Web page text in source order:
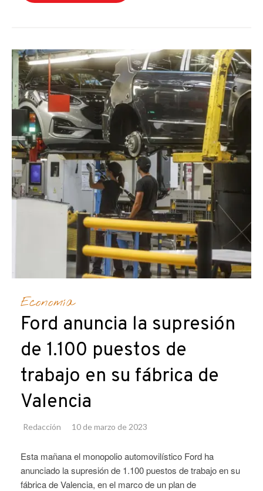
Economía
Ford anuncia la supresión
de 1.100 puestos de
trabajo en su fábrica de
Valencia
Redacción 10 de marzo de 2023
Esta mañana el monopolio automovilístico Ford ha
anunciado la supresión de 1.100 puestos de trabajo en su
fábrica de Valencia, en el marco de un plan de